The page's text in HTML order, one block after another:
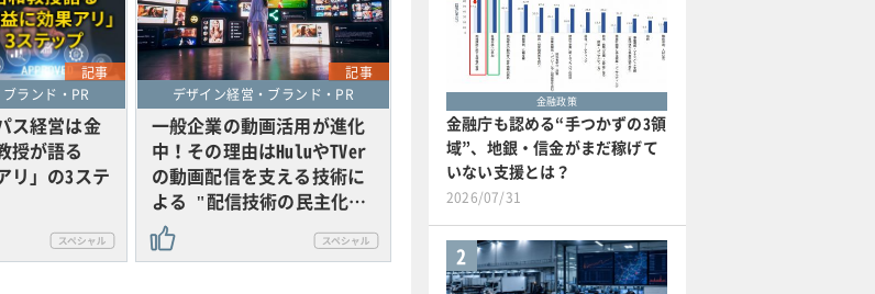
記事
ランド・PR
ス経営は金
授が語る
リ」の3ステ
記事
デザイン経営・ブランド・PR
一般企業の動画活用が進化
中！その理由はHuluやTVer
の動画配信を支える技術に
よる "配信技術の民主化…
金融政策
金融庁も認める“手つかずの3領
域”、地銀・信金がまだ稼げて
いない支援とは？
2026/07/31
2